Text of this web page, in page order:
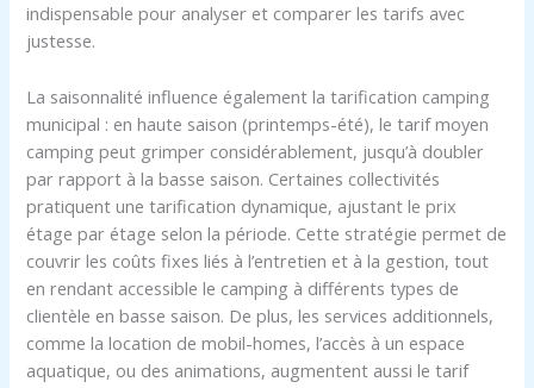
indispensable pour analyser et comparer les tarifs avec
justesse.
La saisonnalité influence également la tarification camping
municipal : en haute saison (printemps-été), le tarif moyen
camping peut grimper considérablement, jusqu’à doubler
par rapport à la basse saison. Certaines collectivités
pratiquent une tarification dynamique, ajustant le prix
étage par étage selon la période. Cette stratégie permet de
couvrir les coûts fixes liés à l’entretien et à la gestion, tout
en rendant accessible le camping à différents types de
clientèle en basse saison. De plus, les services additionnels,
comme la location de mobil-homes, l’accès à un espace
aquatique, ou des animations, augmentent aussi le tarif